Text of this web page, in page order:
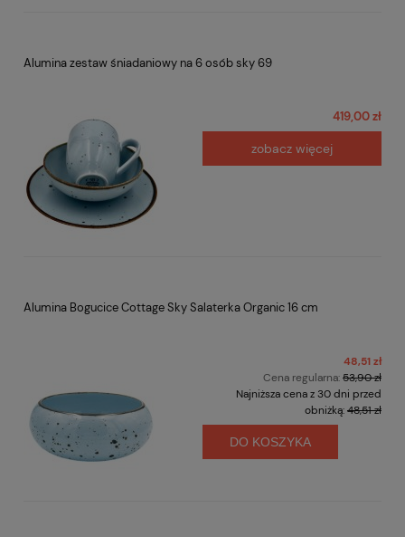
Alumina zestaw śniadaniowy na 6 osób sky 69
419,00 zł
zobacz więcej
Alumina Bogucice Cottage Sky Salaterka Organic 16 cm
48,51 zł
Cena regularna:53,90 zł
Najniższa cena z 30 dni przed
obniżką:48,51 zł
DO KOSZYKA